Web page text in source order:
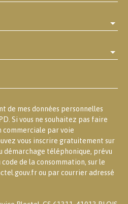
de mes données personnelles
Si vous ne souhaitez pas faire
par voie
vous inscrire gratuitement sur
démarchage téléphonique, prévu
de la consommation, sur le
ou par courrier adressé